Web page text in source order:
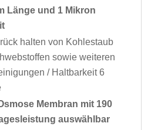
Länge und 1 Mikron
halten von Kohlestaub
sowie weiteren
/ Haltbarkeit 6
Membran mit 190
auswählbar